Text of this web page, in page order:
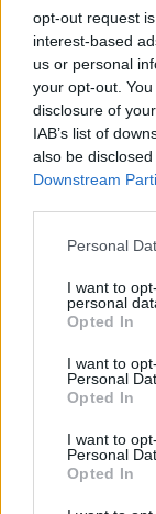
opt-out request
interest-based
us or personal
your opt-out.
disclosure of
IAB’s list of
also be
Downstream
Personal
I want to
personal
Opted In
I want to
Personal
Opted In
I want to
Personal
Opted In
Eladó
Bemutatkozás:
aukcionálása.